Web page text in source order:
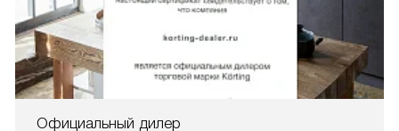
Официальный дилер